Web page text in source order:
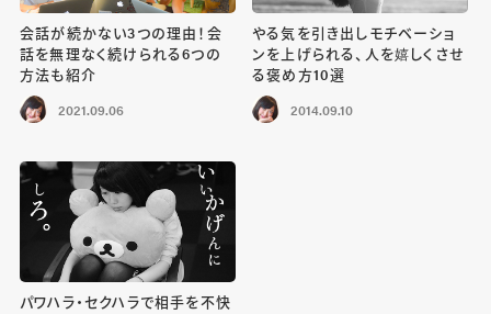
会話が続かない3つの理由！会
話を無理なく続けられる6つの
方法も紹介
2021.09.06
やる気を引き出しモチベーショ
ンを上げられる、人を嬉しくさせ
る褒め方10選
2014.09.10
パワハラ・セクハラで相手を不快